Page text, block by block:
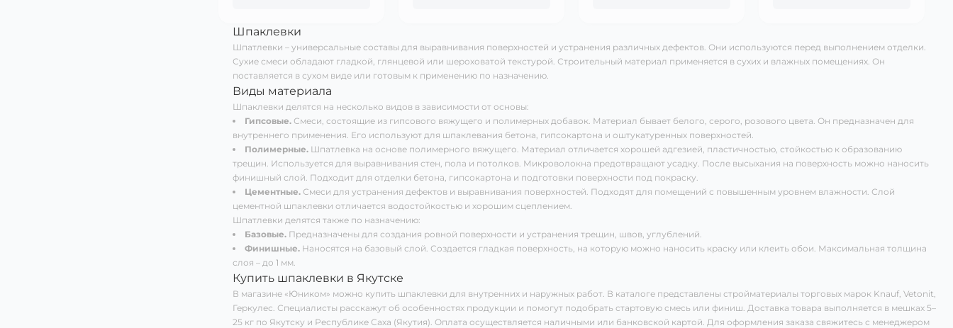
Шпаклевки
Шпатлевки – универсальные составы для выравнивания поверхностей и устранения различных дефектов. Они используются перед выполнением отделки.
Сухие смеси обладают гладкой, глянцевой или шероховатой текстурой. Строительный материал применяется в сухих и влажных помещениях. Он
поставляется в сухом виде или готовым к применению по назначению.
Виды материала
Шпаклевки делятся на несколько видов в зависимости от основы:
Гипсовые. Смеси, состоящие из гипсового вяжущего и полимерных добавок. Материал бывает белого, серого, розового цвета. Он предназначен для
внутреннего применения. Его используют для шпаклевания бетона, гипсокартона и оштукатуренных поверхностей.
Полимерные. Шпатлевка на основе полимерного вяжущего. Материал отличается хорошей адгезией, пластичностью, стойкостью к образованию
трещин. Используется для выравнивания стен, пола и потолков. Микроволокна предотвращают усадку. После высыхания на поверхность можно наносить
финишный слой. Подходит для отделки бетона, гипсокартона и подготовки поверхности под покраску.
Цементные. Смеси для устранения дефектов и выравнивания поверхностей. Подходят для помещений с повышенным уровнем влажности. Слой
цементной шпаклевки отличается водостойкостью и хорошим сцеплением.
Шпатлевки делятся также по назначению:
Базовые. Предназначены для создания ровной поверхности и устранения трещин, швов, углублений.
Финишные. Наносятся на базовый слой. Создается гладкая поверхность, на которую можно наносить краску или клеить обои. Максимальная толщина
слоя – до 1 мм.
Купить шпаклевки в Якутске
В магазине «Юником» можно купить шпаклевки для внутренних и наружных работ. В каталоге представлены стройматериалы торговых марок Knauf, Vetonit,
Геркулес. Специалисты расскажут об особенностях продукции и помогут подобрать стартовую смесь или финиш. Доставка товара выполняется в мешках 5–
25 кг по Якутску и Республике Саха (Якутия). Оплата осуществляется наличными или банковской картой. Для оформления заказа свяжитесь с менеджером